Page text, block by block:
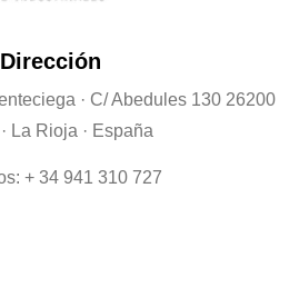
Dirección
· C/ Abedules 130 26200
La Rioja · España
+ 34 941 310 727